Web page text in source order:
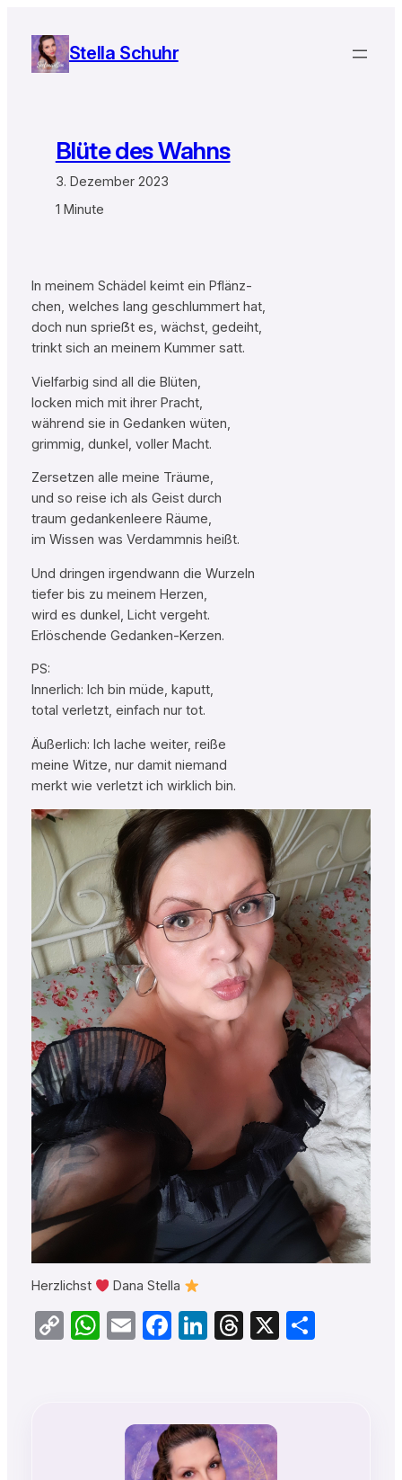
Inhalt
springen
Stella Schuhr
Blüte des Wahns
3. Dezember 2023
1 Minute
In meinem Schädel keimt ein Pflänz-
chen, welches lang geschlummert hat,
doch nun sprieẞt es, wächst, gedeiht,
trinkt sich an meinem Kummer satt.
Vielfarbig sind all die Blüten,
locken mich mit ihrer Pracht,
während sie in Gedanken wüten,
grimmig, dunkel, voller Macht.
Zersetzen alle meine Träume,
und so reise ich als Geist durch
traum gedankenleere Räume,
im Wissen was Verdammnis heißt.
Und dringen irgendwann die Wurzeln
tiefer bis zu meinem Herzen,
wird es dunkel, Licht vergeht.
Erlöschende Gedanken-Kerzen.
PS:
Innerlich: Ich bin müde, kaputt,
total verletzt, einfach nur tot.
Äußerlich: Ich lache weiter, reiße
meine Witze, nur damit niemand
merkt wie verletzt ich wirklich bin.
Herzlichst Dana Stella
CopyWhatsApp
EmailFacebook
LinkedIn
Threads
X Teilen